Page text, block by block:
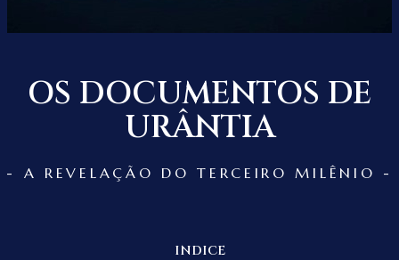
OS DOCUMENTOS DE
URÂNTIA
- A REVELAÇÃO DO TERCEIRO MILÊNIO -
INDICE